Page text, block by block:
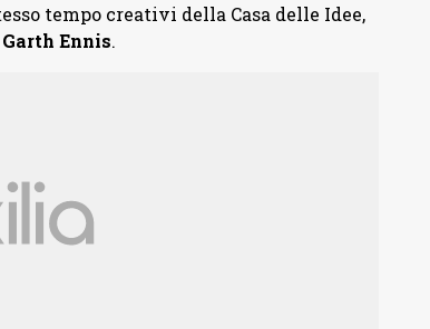
tempo creativi della Casa delle Idee,
Ennis.